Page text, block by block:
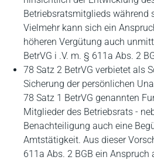
Betriebsratsmitglieds während
Vielmehr kann sich ein
höheren Vergütung auch
BetrVG i .V. m. § 611a Abs. 2
78 Satz 2 BetrVG verbietet als
Sicherung der persönlichen
78 Satz 1 BetrVG genannten
Mitglieder des Betriebsrats -
Benachteiligung auch eine
Amtstätigkeit. Aus dieser
611a Abs. 2 BGB ein